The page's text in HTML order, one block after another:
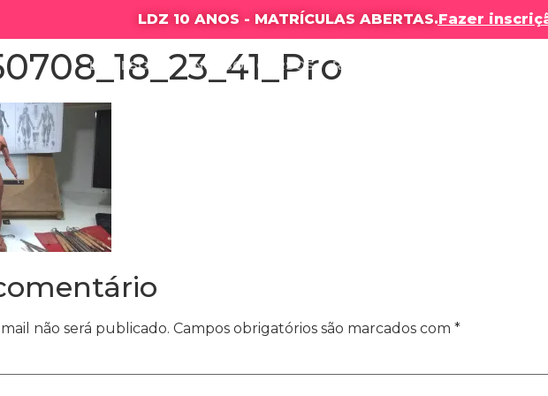
LDZ 10 ANOS - MATRÍCULAS ABERTAS.Fazer
LDZ ESCOLA NOSSOS CURSOS RESULTADOS
não será publicado. Campos obrigatórios são marcados com *